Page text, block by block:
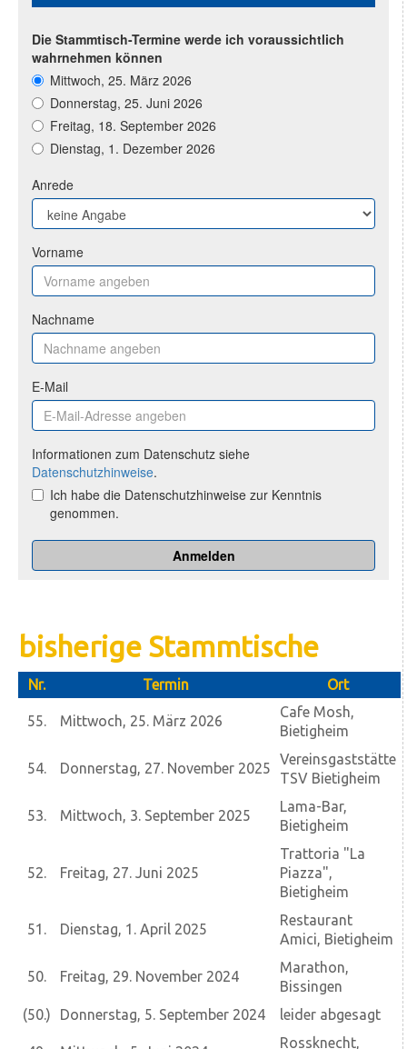
bisherige Stammtische
Nr. Termin Ort
55. Mittwoch, 25. März 2026
Cafe Mosh,
Bietigheim
54. Donnerstag, 27. November 2025
Vereinsgaststätte
TSV Bietigheim
53. Mittwoch, 3. September 2025
Lama-Bar,
Bietigheim
52. Freitag, 27. Juni 2025
Trattoria "La
Piazza",
Bietigheim
51. Dienstag, 1. April 2025
Restaurant
Amici, Bietigheim
50. Freitag, 29. November 2024
Marathon,
Bissingen
(50.)
Donnerstag, 5. September 2024 leider abgesagt
Rossknecht,